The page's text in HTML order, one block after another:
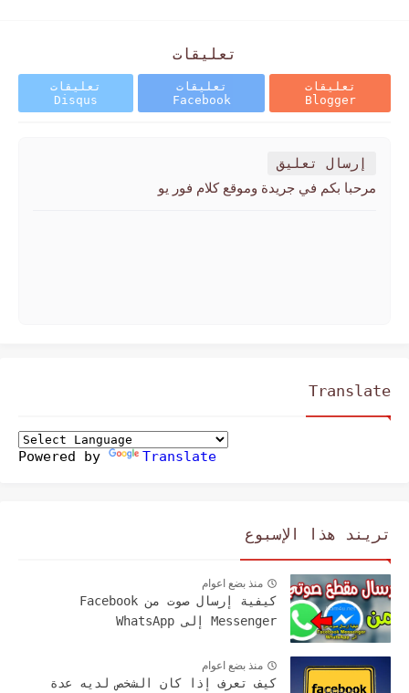
تعليقات
تعليقات
Blogger
تعليقات
Facebook
تعليقات
Disqus
إرسال تعليق
مرحبا بكم في جريدة وموقع كلام فور يو
Translate
Powered by Translate
تريند هذا الإسبوع
منذ بضع اعوام
كيفية إرسال صوت من Facebook
Messenger إلى WhatsApp
منذ بضع اعوام
كيف تعرف إذا كان الشخص لديه عدة